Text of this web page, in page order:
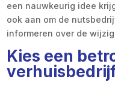
een nauwkeurig idee
ook aan om de
informeren over de
Kies een